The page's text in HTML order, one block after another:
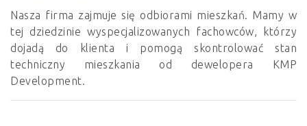
Nasza firma zajmuje się odbiorami mieszkań. Mamy w
tej dziedzinie wyspecjalizowanych fachowców, którzy
dojadą do klienta i pomogą skontrolować stan
techniczny mieszkania od dewelopera KMP
Development.